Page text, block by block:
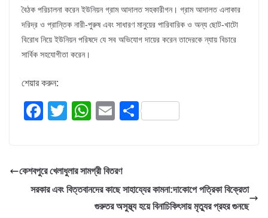
বৈঠক পরিচালনা করেন ইউনিয়ন গ্রাম আদালত সহকারীগন। গ্রাম আদালত এলাকার
দরিদ্র ও প্রান্তিক নারী-পুরুষ এবং সাধারণ মানুয়ের পারিবারিক ও অন্য ছোট-খাটো
বিরোধ নিয়ে ইউনিয়ন পরিষদে যে সব অভিযোগ দায়ের করেন তাদেরকে ন্যায় বিচারে
সার্বিক সহযোগীতা করেন।
শেয়ার করুন:
F
e
b
T
er
W
s
A
p
E S
কেশবপুরে খেলাধুলার সামগ্রী বিতরণ
সরকার এবং বিত্তবানদের কাছে সাহায্যের কামনা:দাকোপে পত্রিকা বিক্রেতা
গুরুতর অসুস্থ্য হয়ে বিনাচিকিৎসায় মৃত্যুর প্রহর গুনছে